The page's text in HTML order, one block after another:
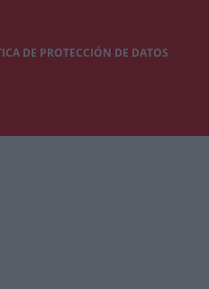
DE PROTECCIÓN DE DATOS